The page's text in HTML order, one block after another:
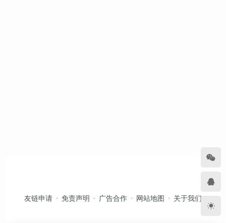
友链申请 免责声明 广告合作 网站地图 关于我们